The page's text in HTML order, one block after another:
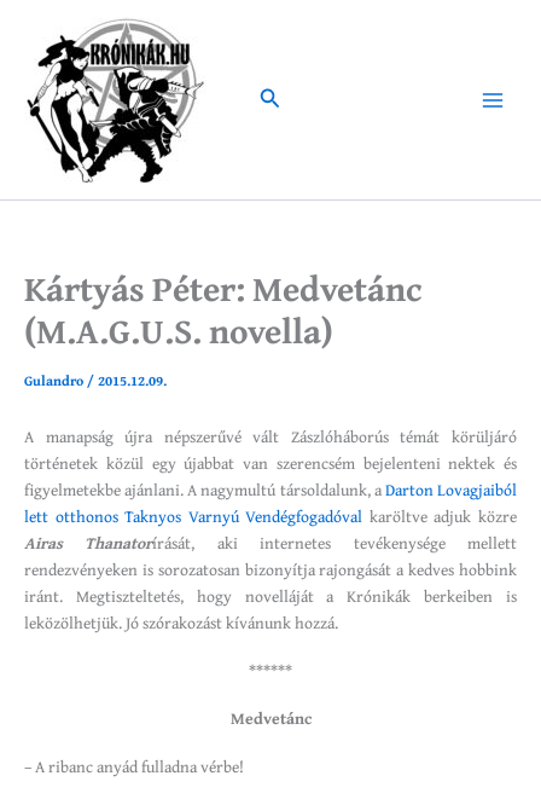
content
Search
Main
Kártyás Péter: Medvetánc
(M.A.G.U.S. novella)
Gulandro /2015.12.09.
A manapság újra népszerűvé vált Zászlóháborús témát körüljáró
történetek közül egy újabbat van szerencsém bejelenteni nektek és
figyelmetekbe ajánlani. A nagymultú társoldalunk, aDarton Lovagjaiból
lett otthonos Taknyos Varnyú Vendégfogadóval karöltve adjuk közre
Airas Thanatorírását, aki internetes tevékenysége mellett
rendezvényeken is sorozatosan bizonyítja rajongását a kedves hobbink
iránt. Megtiszteltetés, hogy novelláját a Krónikák berkeiben is
leközölhetjük. Jó szórakozást kívánunk hozzá.
******
Medvetánc
– A ribanc anyád fulladna vérbe!